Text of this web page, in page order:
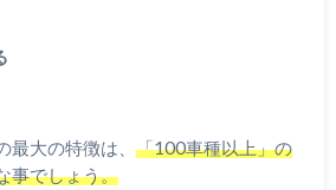
最大の特徴は、 「100車種以上」の
事でしょう。